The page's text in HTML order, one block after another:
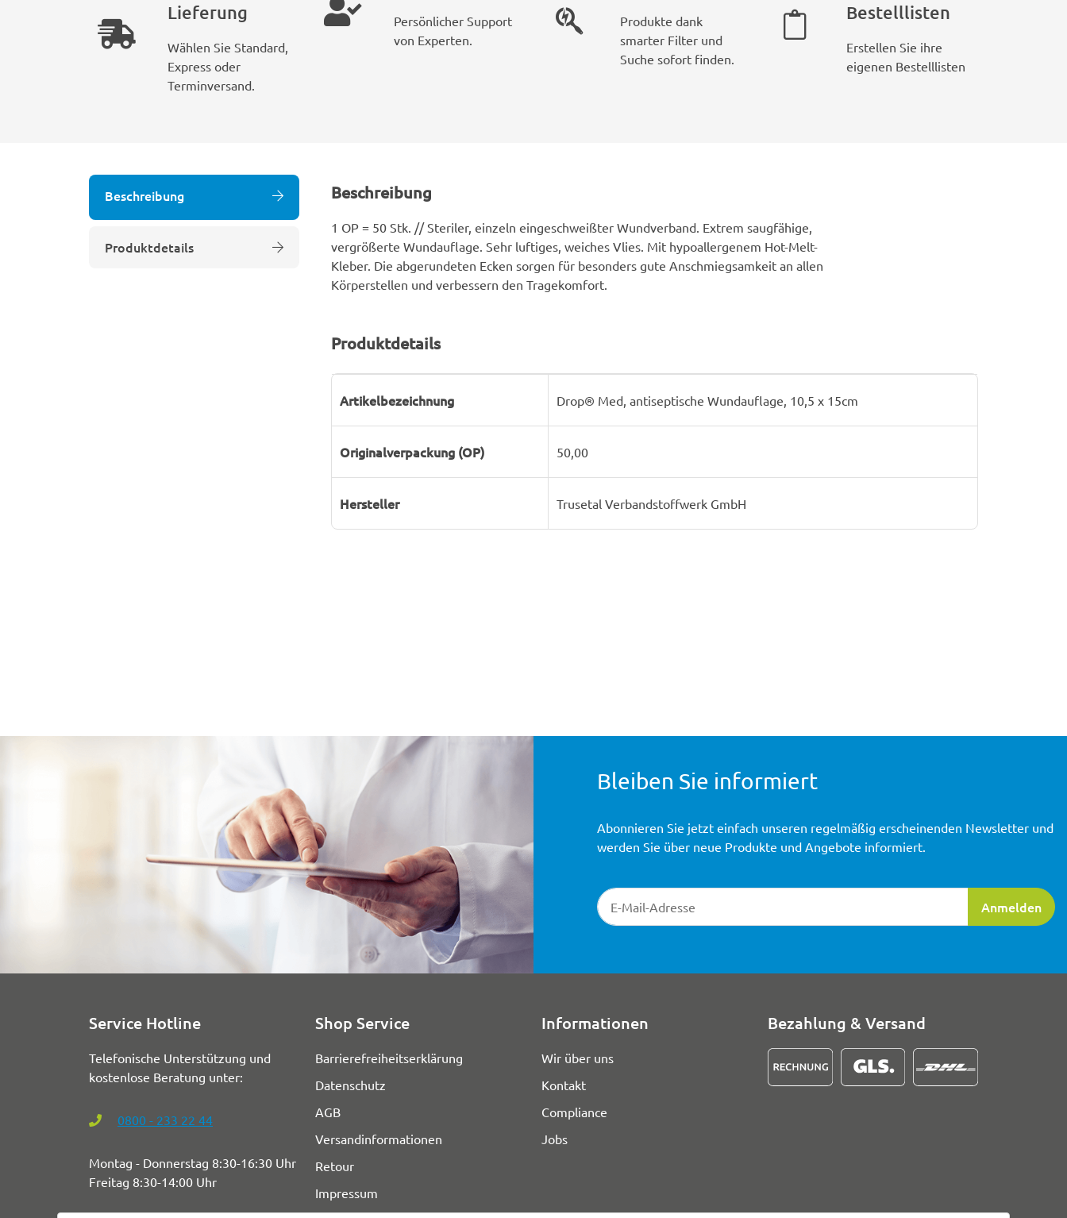
Lieferung
Wählen Sie Standard,
Express oder
Terminversand.
Persönlicher Support
von Experten.
Produkte dank
smarter Filter und
Suche sofort finden.
Bestelllisten
Erstellen Sie ihre
eigenen Bestelllisten
Beschreibung
Produktdetails
Beschreibung
1 OP = 50 Stk. // Steriler, einzeln eingeschweißter Wundverband. Extrem saugfähige,
vergrößerte Wundauflage. Sehr luftiges, weiches Vlies. Mit hypoallergenem Hot-Melt-
Kleber. Die abgerundeten Ecken sorgen für besonders gute Anschmiegsamkeit an allen
Körperstellen und verbessern den Tragekomfort.
Produktdetails
Artikelbezeichnung Drop® Med, antiseptische Wundauflage, 10,5 x 15cm
Originalverpackung (OP) 50,00
Hersteller Trusetal Verbandstoffwerk GmbH
Bleiben Sie informiert
Newsletter-Registrierung
Anmelden
Abonnieren Sie jetzt einfach unseren regelmäßig erscheinenden Newsletter und
werden Sie über neue Produkte und Angebote informiert.
Service Hotline
Telefonische Unterstützung und
kostenlose Beratung unter:
0800 - 233 22 44
Montag - Donnerstag 8:30-16:30 Uhr
Freitag 8:30-14:00 Uhr
Shop Service
Barrierefreiheitserklärung
Datenschutz
AGB
Versandinformationen
Retour
Impressum
Informationen
Wir über uns
Kontakt
Compliance
Jobs
Bezahlung & Versand